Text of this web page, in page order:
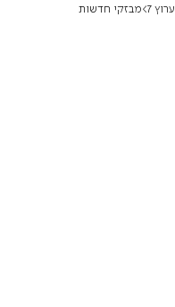
ערוץ 7 מבזקי חדשות